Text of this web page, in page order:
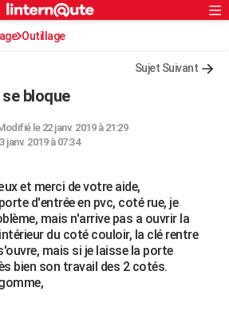
S'inscrire
Connexion
Outillage
Sujet Suivant
bloque
le 22 janv. 2019 à 21:29
janv. 2019 à 07:34
et merci de votre aide,
d'entrée en pvc, coté rue, je
mais n'arrive pas a ouvrir la
du coté couloir, la clé rentre
mais si je laisse la porte
bien son travail des 2 cotés.